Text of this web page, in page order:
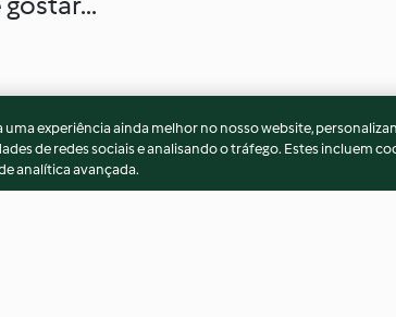
experiência ainda melhor no nosso website,
de redes sociais e analisando o tráfego. Estes incluem
analítica avançada.